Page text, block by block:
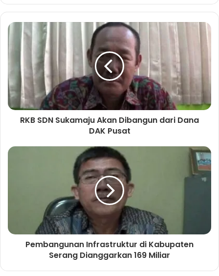
b
s
i
t
e
RKB SDN Sukamaju Akan Dibangun dari Dana
DAK Pusat
Pembangunan Infrastruktur di Kabupaten
Serang Dianggarkan 169 Miliar